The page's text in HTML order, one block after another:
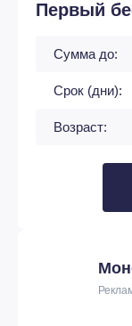
Первый
Сумма до:
Срок (дни):
Возраст: